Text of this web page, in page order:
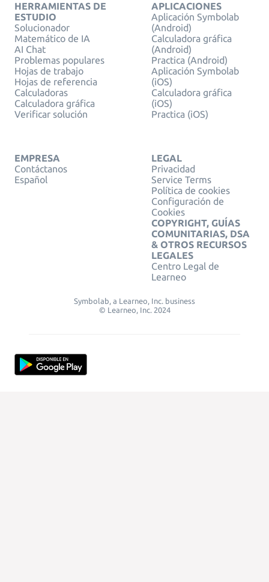
HERRAMIENTAS DE
ESTUDIO
Solucionador
Matemático de IA
AI Chat
Problemas populares
Hojas de trabajo
Hojas de referencia
Calculadoras
Calculadora gráfica
Verificar solución
APLICACIONES
Aplicación Symbolab
(Android)
Calculadora gráfica
(Android)
Practica (Android)
Aplicación Symbolab
(iOS)
Calculadora gráfica
(iOS)
Practica (iOS)
EMPRESA
Contáctanos
Español
LEGAL
Privacidad
Service Terms
Política de cookies
Configuración de
Cookies
COPYRIGHT, GUÍAS
COMUNITARIAS, DSA
& OTROS RECURSOS
LEGALES
Centro Legal de
Learneo
Symbolab, a Learneo, Inc. business
© Learneo, Inc. 2024